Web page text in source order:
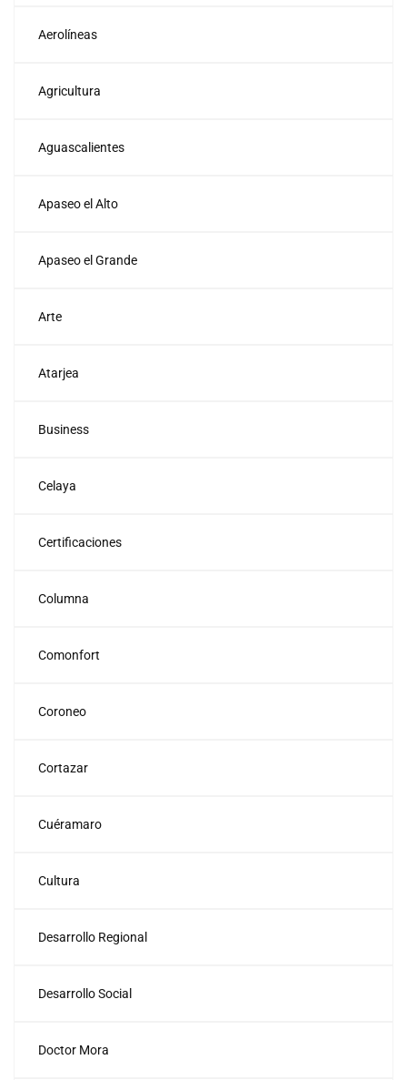
Aerolíneas
Agricultura
Aguascalientes
Apaseo el Alto
Apaseo el Grande
Arte
Atarjea
Business
Celaya
Certificaciones
Columna
Comonfort
Coroneo
Cortazar
Cuéramaro
Cultura
Desarrollo Regional
Desarrollo Social
Doctor Mora